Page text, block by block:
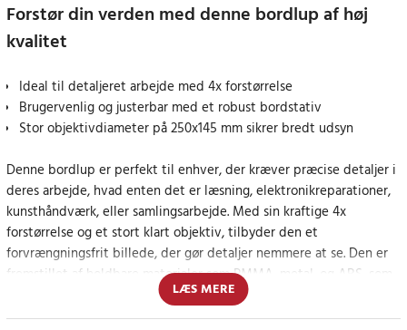
Forstør din verden med denne bordlup af høj
kvalitet
Ideal til detaljeret arbejde med 4x forstørrelse
Brugervenlig og justerbar med et robust bordstativ
Stor objektivdiameter på 250x145 mm sikrer bredt udsyn
Denne bordlup er perfekt til enhver, der kræver præcise detaljer i
deres arbejde, hvad enten det er læsning, elektronikreparationer,
kunsthåndværk, eller samlingsarbejde. Med sin kraftige 4x
forstørrelse og et stort klart objektiv, tilbyder den et
forvrængningsfrit billede, der gør detaljer nemmere at se. Den er
fremstillet af holdbare materialer som PMMA, metal, og ABS, som
sikrer både lang levetid og pålidelighed.
LÆS MERE